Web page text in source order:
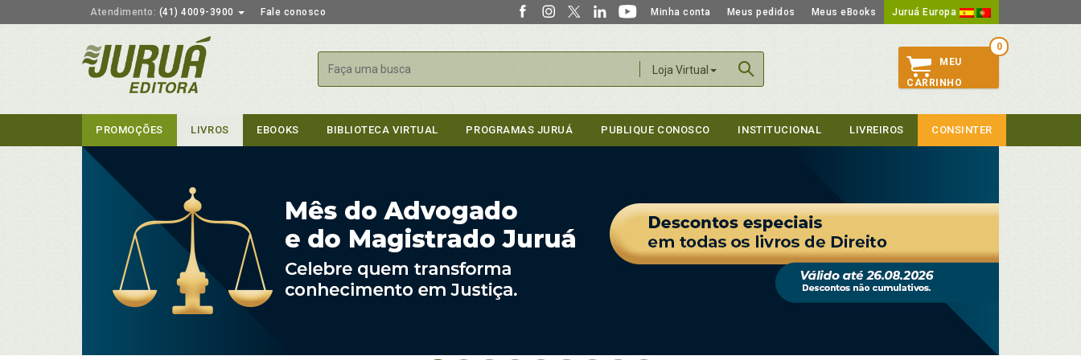
Atendimento: (41) 4009-3900 Fale conosco Minha conta Meus pedidos Meus eBooks Juruá Europa
Loja Virtual
Buscar
0
MEU
CARRINHO
PROMOÇÕES LIVROS EBOOKS BIBLIOTECA VIRTUAL PROGRAMAS JURUÁ PUBLIQUE CONOSCO INSTITUCIONAL LIVREIROS CONSINTER